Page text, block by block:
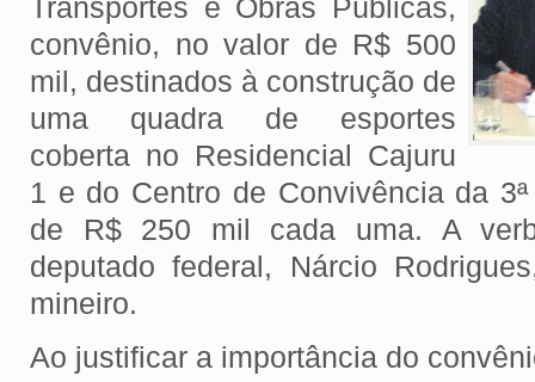
Transportes e Obras Públicas,
convênio, no valor de R$ 500
mil, destinados à construção de
uma quadra de esportes
coberta no Residencial Cajuru
1 e do Centro de Convivência da
de R$ 250 mil cada uma. A
deputado federal, Nárcio
mineiro.
Ao justificar a importância do